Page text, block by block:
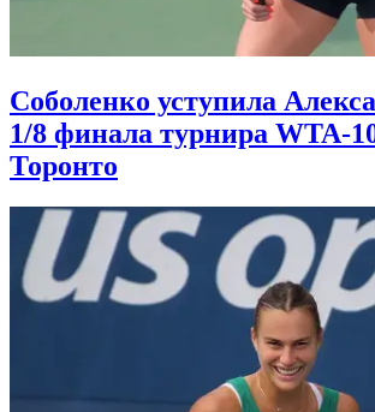
Соболенко уступила
1/8 финала турнира WTA-
Торонто